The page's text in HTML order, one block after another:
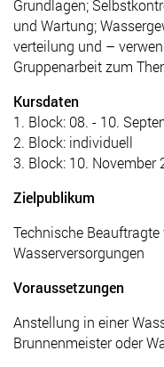
Grundlagen;
und Wartung;
verteilung und –
Gruppenarbeit zum
Kursdaten
1. Block: 08. - 10.
2. Block: individuell
3. Block: 10. November
Zielpublikum
Technische
Wasserversorgungen
Voraussetzungen
Anstellung in einer
Brunnenmeister oder